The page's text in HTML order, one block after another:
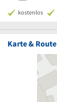
kostenlos
Karte & Route